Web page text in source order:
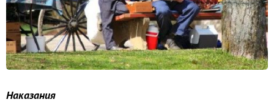
Наказания